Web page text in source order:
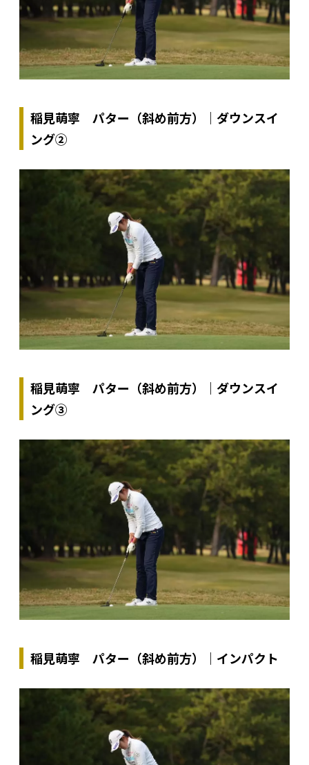
稲見萌寧 パター（斜め前方）｜ダウンスイ
ング②
稲見萌寧 パター（斜め前方）｜ダウンスイ
ング③
稲見萌寧 パター（斜め前方）｜インパクト